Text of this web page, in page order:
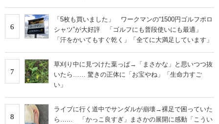
6
「5枚も買いました」 ワークマンの“1500円ゴルフポロ
シャツ”が大好評 「ゴルフにも普段使いにも最適」
「汗をかいてもすぐ乾く」「全てに大満足しています」
7
草刈り中に見つけた葉っぱ→「まさかな」と思いつつ抜
いたら…… 驚きの正体に「お宝やね」「生命力すご
い」
8
ライブに行く道中でサンダルが崩壊→裸足で困っていた
ら…… 「かっこ良すぎ」まさかの展開に感動「こうい